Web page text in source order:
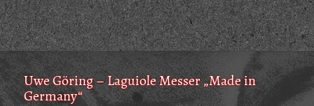
Uwe Göring – Laguiole Messer „Made in
Germany“